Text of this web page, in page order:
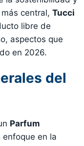
central, Tucci
libre de
aspectos que
en 2026.
del
Parfum
en la